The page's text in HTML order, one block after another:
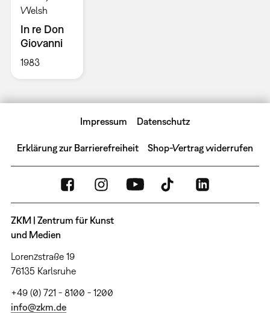
Welsh
In re Don
Giovanni
1983
Impressum Datenschutz
Erklärung zur Barrierefreiheit Shop-Vertrag widerrufen
ZKM | Zentrum für Kunst
und Medien
Lorenzstraße 19
76135 Karlsruhe
+49 (0) 721 - 8100 - 1200
info@zkm.de